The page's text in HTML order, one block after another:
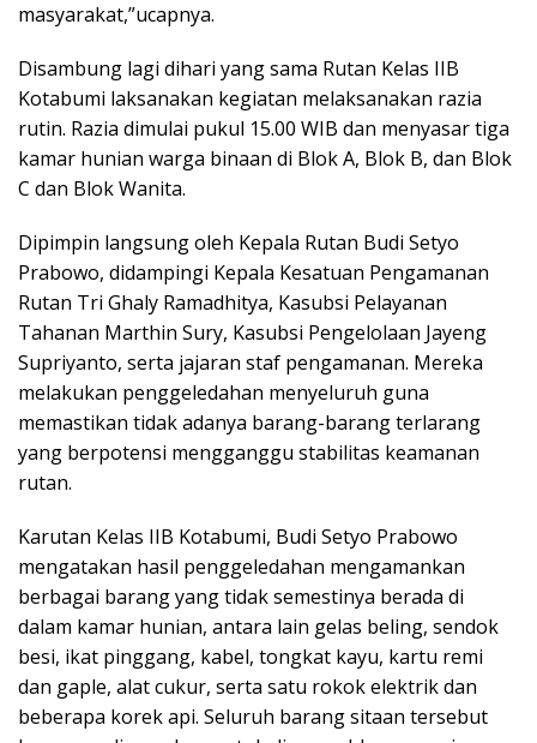
masyarakat,”ucapnya.
Disambung lagi dihari yang sama Rutan Kelas IIB
Kotabumi laksanakan kegiatan melaksanakan razia
rutin. Razia dimulai pukul 15.00 WIB dan menyasar tiga
kamar hunian warga binaan di Blok A, Blok B, dan Blok
C dan Blok Wanita.
Dipimpin langsung oleh Kepala Rutan Budi Setyo
Prabowo, didampingi Kepala Kesatuan Pengamanan
Rutan Tri Ghaly Ramadhitya, Kasubsi Pelayanan
Tahanan Marthin Sury, Kasubsi Pengelolaan Jayeng
Supriyanto, serta jajaran staf pengamanan. Mereka
melakukan penggeledahan menyeluruh guna
memastikan tidak adanya barang-barang terlarang
yang berpotensi mengganggu stabilitas keamanan
rutan.
Karutan Kelas IIB Kotabumi, Budi Setyo Prabowo
mengatakan hasil penggeledahan mengamankan
berbagai barang yang tidak semestinya berada di
dalam kamar hunian, antara lain gelas beling, sendok
besi, ikat pinggang, kabel, tongkat kayu, kartu remi
dan gaple, alat cukur, serta satu rokok elektrik dan
beberapa korek api. Seluruh barang sitaan tersebut